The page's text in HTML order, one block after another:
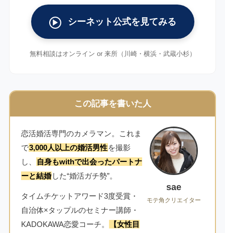
▶ シーネット公式を見てみる
無料相談はオンライン or 来所（川崎・横浜・武蔵小杉）
この記事を書いた人
恋活婚活専門のカメラマン。これま
で3,000人以上の婚活男性を撮影
し、
自身もwithで出会ったパートナ
ーと結婚した“婚活ガチ勢”。
タイムチケットアワード3度受賞・
自治体×タップルのセミナー講師・
KADOKAWA恋愛コーチ。
【女性目
sae
モテ角クリエイター